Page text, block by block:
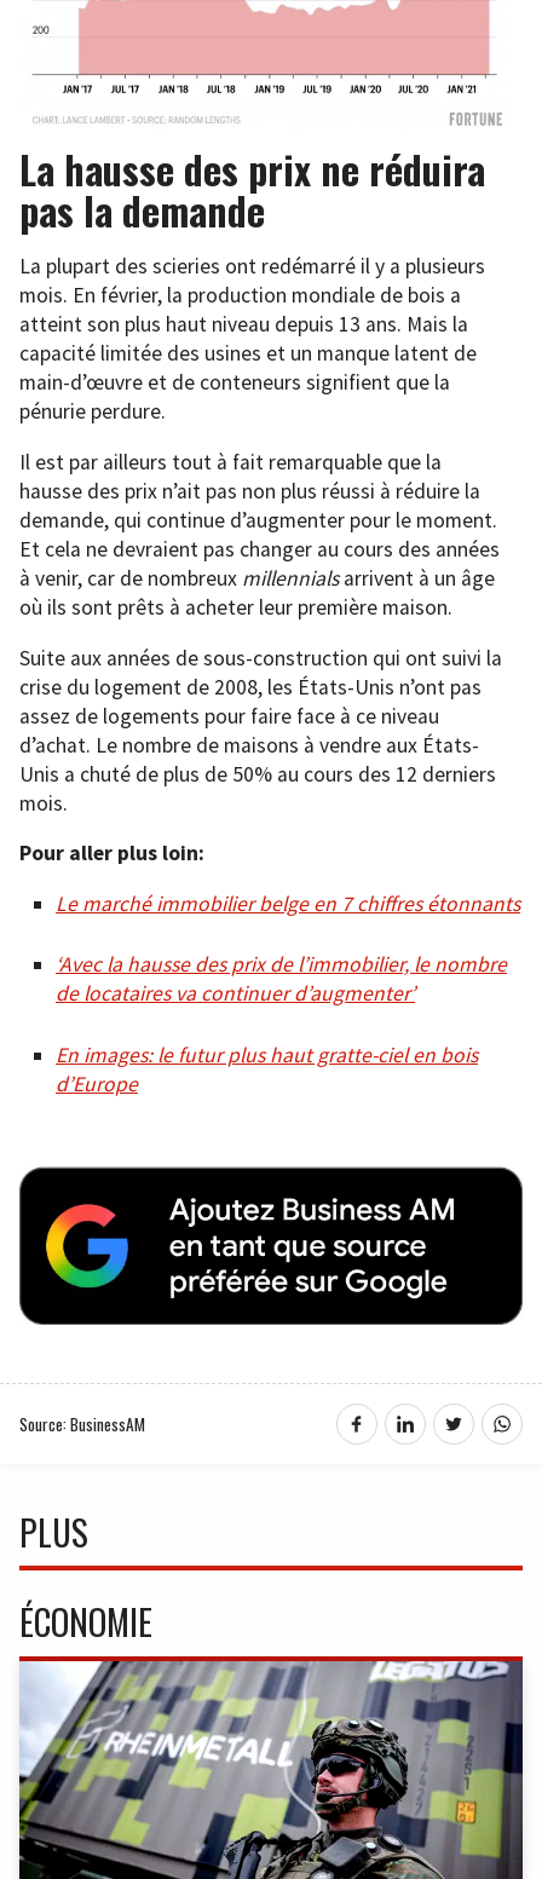
La hausse des prix ne réduira
pas la demande
La plupart des scieries ont redémarré il y a plusieurs
mois. En février, la production mondiale de bois a
atteint son plus haut niveau depuis 13 ans. Mais la
capacité limitée des usines et un manque latent de
main-d’œuvre et de conteneurs signifient que la
pénurie perdure.
Il est par ailleurs tout à fait remarquable que la
hausse des prix n’ait pas non plus réussi à réduire la
demande, qui continue d’augmenter pour le moment.
Et cela ne devraient pas changer au cours des années
à venir, car de nombreux millennialsarrivent à un âge
où ils sont prêts à acheter leur première maison.
Suite aux années de sous-construction qui ont suivi la
crise du logement de 2008, les États-Unis n’ont pas
assez de logements pour faire face à ce niveau
d’achat. Le nombre de maisons à vendre aux États-
Unis a chuté de plus de 50% au cours des 12 derniers
mois.
Pour aller plus loin:
Le marché immobilier belge en 7 chiffres étonnants
‘Avec la hausse des prix de l’immobilier, le nombre
de locataires va continuer d’augmenter’
En images: le futur plus haut gratte-ciel en bois
d’Europe
Source: BusinessAM
PLUS
ÉCONOMIE